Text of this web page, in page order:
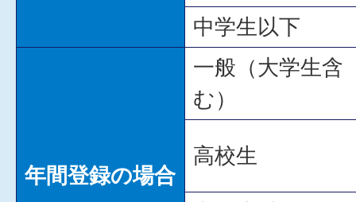
中学生以下
年間登録の場合
一般（大学生含
む）
高校生